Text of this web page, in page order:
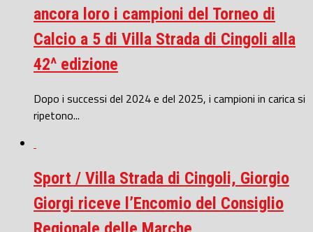
ancora loro i campioni del Torneo di
Calcio a 5 di Villa Strada di Cingoli alla
42^ edizione
Dopo i successi del 2024 e del 2025, i campioni in carica si
ripetono...
Sport / Villa Strada di Cingoli, Giorgio
Giorgi riceve l’Encomio del Consiglio